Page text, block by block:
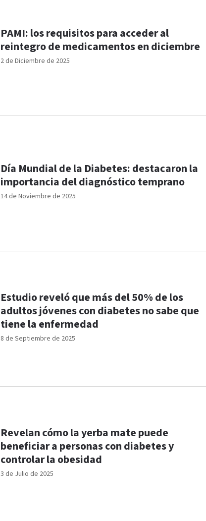
2 de Diciembre de 2025
PAMI: los requisitos para acceder al
reintegro de medicamentos en diciembre
14 de Noviembre de 2025
Día Mundial de la Diabetes: destacaron la
importancia del diagnóstico temprano
8 de Septiembre de 2025
Estudio reveló que más del 50% de los
adultos jóvenes con diabetes no sabe que
tiene la enfermedad
3 de Julio de 2025
Revelan cómo la yerba mate puede
beneficiar a personas con diabetes y
controlar la obesidad